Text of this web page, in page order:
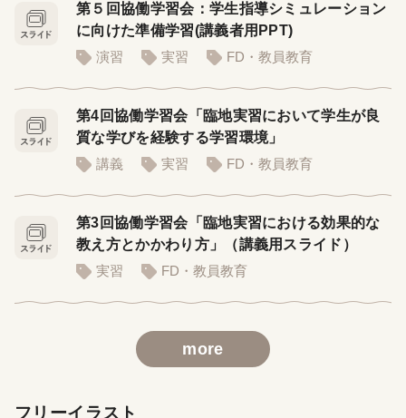
第５回協働学習会：学生指導シミュレーション
に向けた準備学習(講義者用PPT)
演習
実習 FD・教員教育
第4回協働学習会「臨地実習において学生が良
質な学びを経験する学習環境」
講義
実習 FD・教員教育
第3回協働学習会「臨地実習における効果的な
教え方とかかわり方」（講義用スライド）
実習
FD・教員教育
more
フリーイラスト